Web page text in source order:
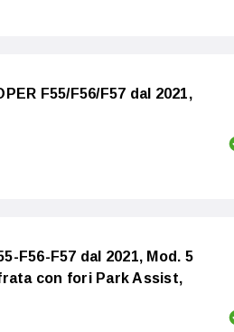
F55/F56/F57 dal 2021,
F56-F57 dal 2021, Mod. 5
con fori Park Assist,